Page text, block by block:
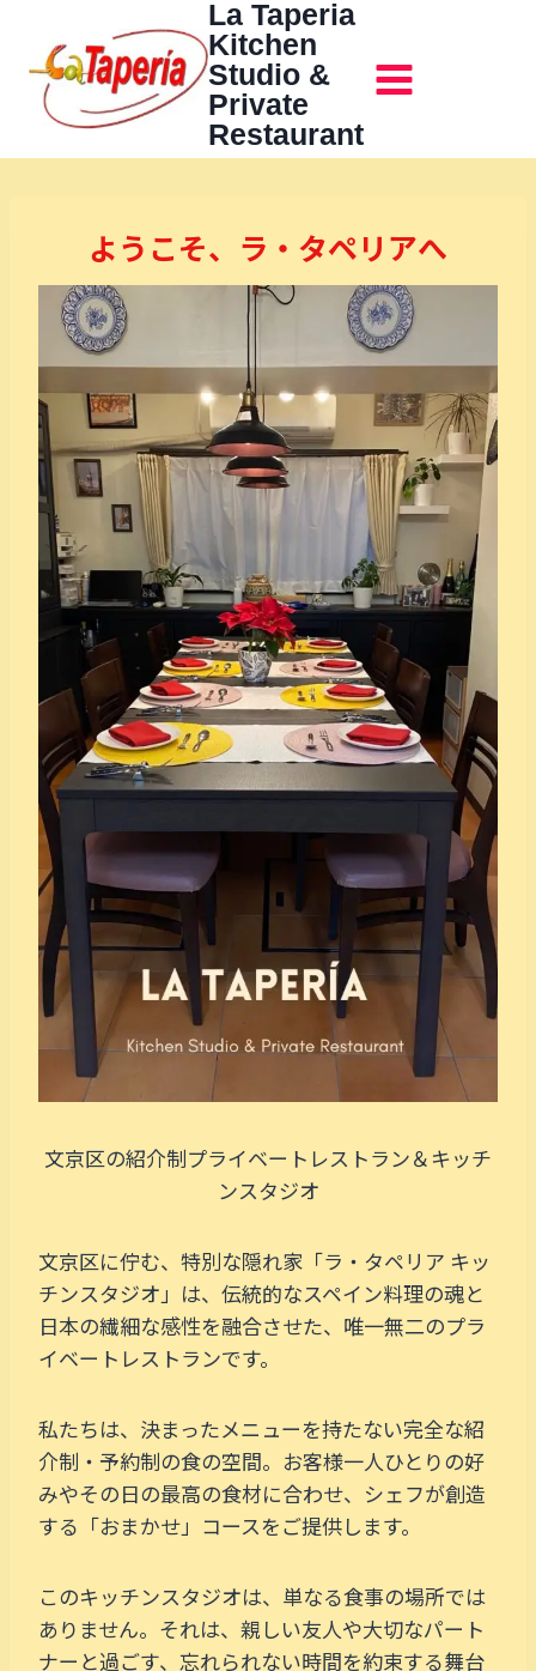
La Taperia
Kitchen
Studio &
Private
Restaurant
ようこそ、ラ・タペリアへ
文京区の紹介制プライベートレストラン＆キッチ
ンスタジオ
文京区に佇む、特別な隠れ家「ラ・タペリア キッ
チンスタジオ」は、伝統的なスペイン料理の魂と
日本の繊細な感性を融合させた、唯一無二のプラ
イベートレストランです。
私たちは、決まったメニューを持たない完全な紹
介制・予約制の食の空間。お客様一人ひとりの好
みやその日の最高の食材に合わせ、シェフが創造
する「おまかせ」コースをご提供します。
このキッチンスタジオは、単なる食事の場所では
ありません。それは、親しい友人や大切なパート
ナーと過ごす、忘れられない時間を約束する舞台